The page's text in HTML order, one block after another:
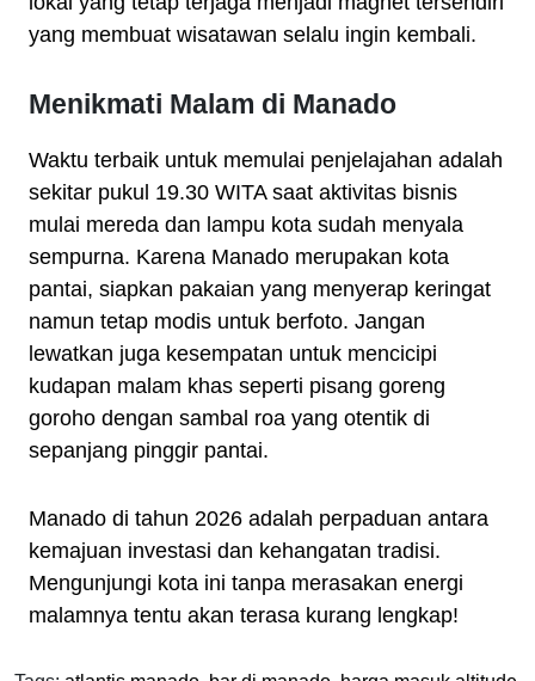
yang membuat wisatawan selalu ingin kembali.
Menikmati Malam di Manado
Waktu terbaik untuk memulai penjelajahan adalah
sekitar pukul 19.30 WITA saat aktivitas bisnis
mulai mereda dan lampu kota sudah menyala
sempurna. Karena Manado merupakan kota
pantai, siapkan pakaian yang menyerap keringat
namun tetap modis untuk berfoto. Jangan
lewatkan juga kesempatan untuk mencicipi
kudapan malam khas seperti pisang goreng
goroho dengan sambal roa yang otentik di
sepanjang pinggir pantai.
Manado di tahun 2026 adalah perpaduan antara
kemajuan investasi dan kehangatan tradisi.
Mengunjungi kota ini tanpa merasakan energi
malamnya tentu akan terasa kurang lengkap!